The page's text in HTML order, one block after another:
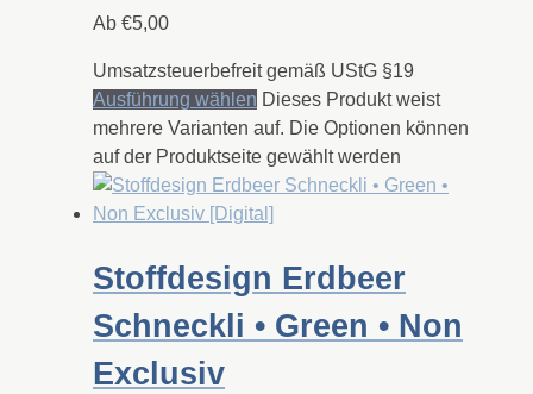
Ab €5,00
Umsatzsteuerbefreit gemäß UStG §19
Ausführung wählen Dieses Produkt weist
mehrere Varianten auf. Die Optionen können
auf der Produktseite gewählt werden
Stoffdesign Erdbeer
Schneckli • Green • Non
Exclusiv